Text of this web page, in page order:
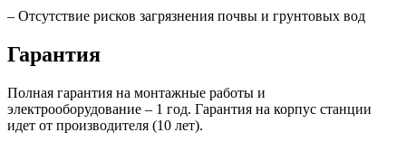
– Отсутствие рисков загрязнения почвы и грунтовых вод
Гарантия
Полная гарантия на монтажные работы и
электрооборудование – 1 год. Гарантия на корпус станции
идет от производителя (10 лет).